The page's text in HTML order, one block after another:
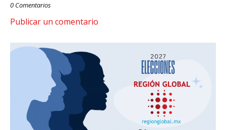
0 Comentarios
Publicar un comentario